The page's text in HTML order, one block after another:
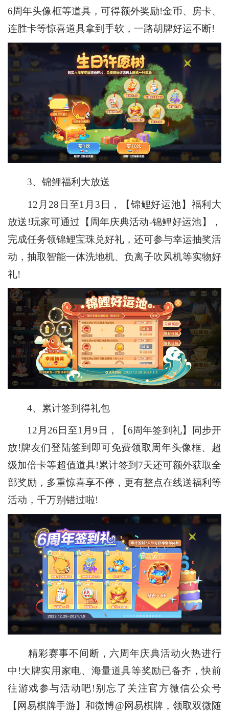
6周年头像框等道具，可得额外奖励!金币、房卡、
连胜卡等惊喜道具拿到手软，一路胡牌好运不断!
3、锦鲤福利大放送
12月28日至1月3日，【锦鲤好运池】福利大
放送!玩家可通过【周年庆典活动-锦鲤好运池】，
完成任务领锦鲤宝珠兑好礼，还可参与幸运抽奖活
动，抽取智能一体洗地机、负离子吹风机等实物好
礼!
4、累计签到得礼包
12月26日至1月9日，【6周年签到礼】同步开
放!牌友们登陆签到即可免费领取周年头像框、超
级加倍卡等超值道具!累计签到7天还可额外获取全
部奖励，多重惊喜享不停，更有整点在线送福利等
活动，千万别错过啦!
精彩赛事不间断，六周年庆典活动火热进行
中!大牌实用家电、海量道具等奖励已备齐，快前
往游戏参与活动吧!别忘了关注官方微信公众号
【网易棋牌手游】和微博@网易棋牌，领取双微随